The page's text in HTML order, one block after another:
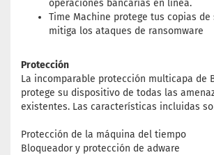
operaciones bancarias en línea.
Time Machine protege tus copias de
mitiga los ataques de ransomware
Protección
La incomparable protección multicapa de
protege su dispositivo de todas las
existentes. Las características incluidas
Protección de la máquina del tiempo
Bloqueador y protección de adware